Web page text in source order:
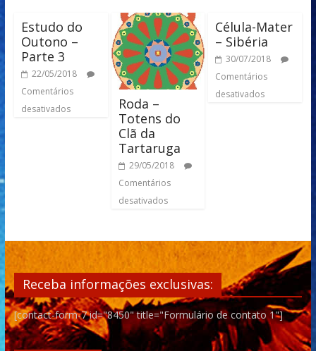
Estudo do
Outono –
Parte 3
22/05/2018
Comentários
desativados
Roda –
Totens do
Clã da
Tartaruga
29/05/2018
Comentários
desativados
Célula-Mater
– Sibéria
30/07/2018
Comentários
desativados
Receba informações exclusivas:
[contact-form-7 id="8450" title="Formulário de contato 1"]